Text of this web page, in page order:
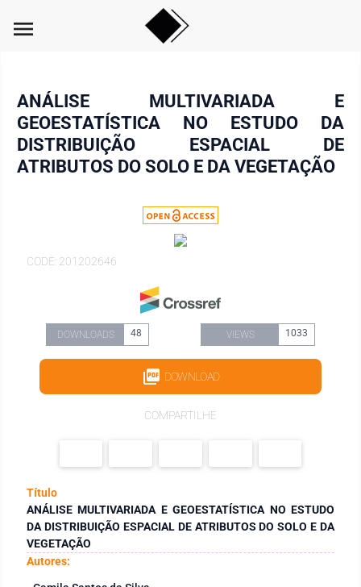
menu
ANÁLISE MULTIVARIADA E
GEOESTATÍSTICA NO ESTUDO DA
DISTRIBUIÇÃO ESPACIAL DE
ATRIBUTOS DO SOLO E DA VEGETAÇÃO
CODE: 201202646
DOWNLOADS 48 VIEWS 1033
DOWNLOAD
COMPARTILHE
Título
ANÁLISE MULTIVARIADA E GEOESTATÍSTICA NO ESTUDO
DA DISTRIBUIÇÃO ESPACIAL DE ATRIBUTOS DO SOLO E DA
VEGETAÇÃO
Autores: